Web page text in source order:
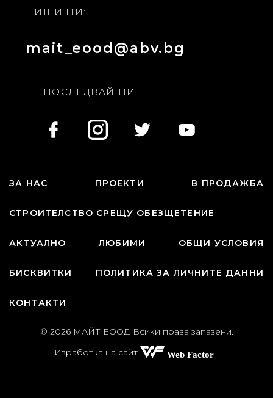
ПИШИ НИ:
mait_eood@abv.bg
ПОСЛЕДВАЙ НИ:
ЗА НАС ПРОЕКТИ В ПРОДАЖБА
СТРОИТЕЛСТВО СРЕЩУ ОБЕЗЩЕТЕНИЕ
АКТУАЛНО ЛЮБИМИ ОБЩИ УСЛОВИЯ
БИСКВИТКИ ПОЛИТИКА ЗА ЛИЧНИТЕ ДАННИ
КОНТАКТИ
© 2026 МАЙТ ЕООД Всики права запазени.
Изработка на сайт